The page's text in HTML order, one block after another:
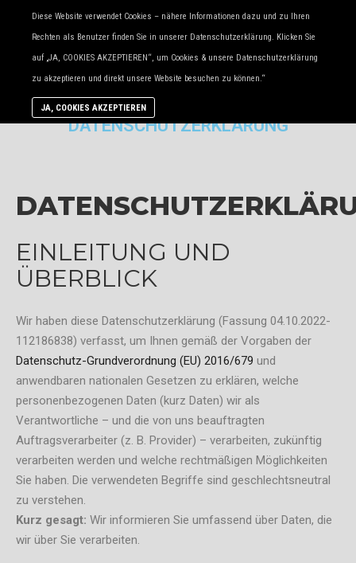
DATENSCHUTZERKLÄRUNG
EINLEITUNG UND
ÜBERBLICK
Wir haben diese Datenschutzerklärung (Fassung 04.10.2022-
112186838) verfasst, um Ihnen gemäß der Vorgaben der
Datenschutz-Grundverordnung (EU) 2016/679 und
anwendbaren nationalen Gesetzen zu erklären, welche
personenbezogenen Daten (kurz Daten) wir als
Verantwortliche – und die von uns beauftragten
Auftragsverarbeiter (z. B. Provider) – verarbeiten, zukünftig
verarbeiten werden und welche rechtmäßigen Möglichkeiten
Sie haben. Die verwendeten Begriffe sind geschlechtsneutral
zu verstehen.
Kurz gesagt: Wir informieren Sie umfassend über Daten, die
wir über Sie verarbeiten.
Diese Website verwendet Cookies – nähere Informationen dazu und zu Ihren
Rechten als Benutzer finden Sie in unserer Datenschutzerklärung. Klicken Sie
auf „JA, COOKIES AKZEPTIEREN“, um Cookies & unsere Datenschutzerklärung
zu akzeptieren und direkt unsere Website besuchen zu können.“
JA, COOKIES AKZEPTIEREN